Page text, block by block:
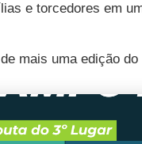
e torcedores em
mais uma edição do